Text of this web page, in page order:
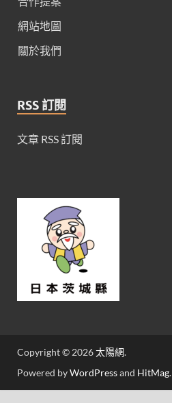
網站地圖
關於我們
RSS 訂閱
文章 RSS 訂閱
Copyright © 2026太陽網.
Powered byWordPressand HitMag.